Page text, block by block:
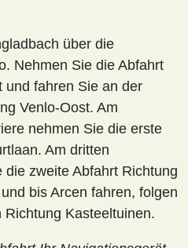
über die
Nehmen Sie die Abfahrt
und fahren Sie an der
Venlo-Oost. Am
nehmen Sie die erste
Am dritten
zweite Abfahrt Richtung
bis Arcen fahren, folgen
Kasteeltuinen.